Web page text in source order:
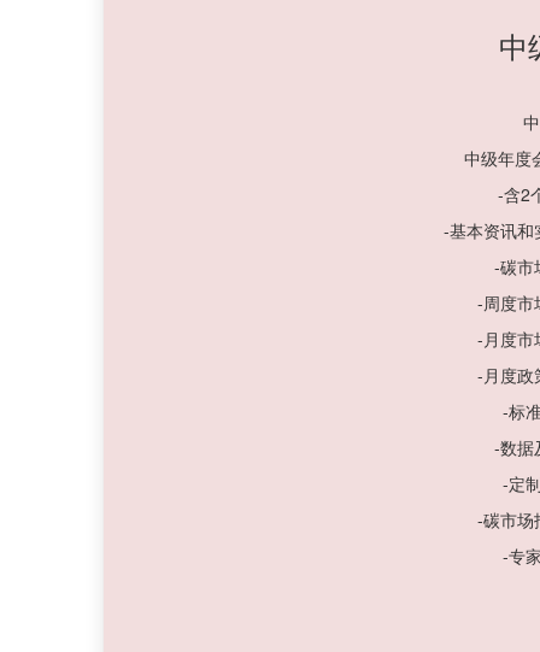
中
中级年度
-含2
-基本资讯和
-碳市
-周度市
-月度市
-月度政
-标
-数据
-定
-碳市场
-专